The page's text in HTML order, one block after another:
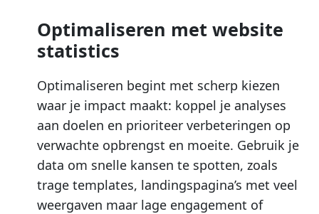
Optimaliseren met website
statistics
Optimaliseren begint met scherp kiezen
waar je impact maakt: koppel je analyses
aan doelen en prioriteer verbeteringen op
verwachte opbrengst en moeite. Gebruik je
data om snelle kansen te spotten, zoals
trage templates, landingspagina’s met veel
weergaven maar lage engagement of